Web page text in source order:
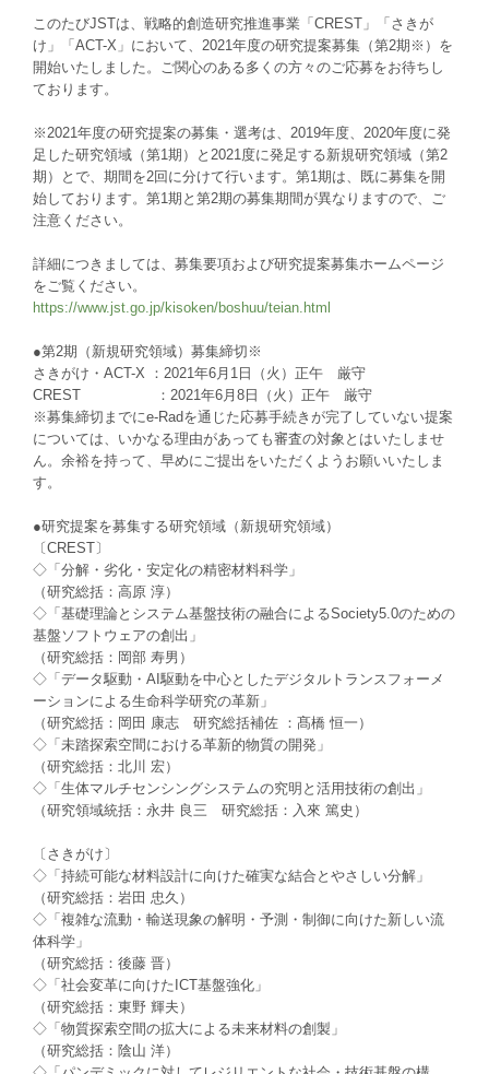
このたびJSTは、戦略的創造研究推進事業「CREST」「さきが
け」「ACT-X」において、2021年度の研究提案募集（第2期※）を
開始いたしました。ご関心のある多くの方々のご応募をお待ちし
ております。
※2021年度の研究提案の募集・選考は、2019年度、2020年度に発
足した研究領域（第1期）と2021度に発足する新規研究領域（第2
期）とで、期間を2回に分けて行います。第1期は、既に募集を開
始しております。第1期と第2期の募集期間が異なりますので、ご
注意ください。
詳細につきましては、募集要項および研究提案募集ホームページ
をご覧ください。
https://www.jst.go.jp/kisoken/boshuu/teian.html
●第2期（新規研究領域）募集締切※
さきがけ・ACT-X ：2021年6月1日（火）正午 厳守
CREST ：2021年6月8日（火）正午 厳守
※募集締切までにe-Radを通じた応募手続きが完了していない提案
については、いかなる理由があっても審査の対象とはいたしませ
ん。余裕を持って、早めにご提出をいただくようお願いいたしま
す。
●研究提案を募集する研究領域（新規研究領域）
〔CREST〕
◇「分解・劣化・安定化の精密材料科学」
（研究総括：高原 淳）
◇「基礎理論とシステム基盤技術の融合によるSociety5.0のための
基盤ソフトウェアの創出」
（研究総括：岡部 寿男）
◇「データ駆動・AI駆動を中心としたデジタルトランスフォーメ
ーションによる生命科学研究の革新」
（研究総括：岡田 康志 研究総括補佐 ：髙橋 恒一）
◇「未踏探索空間における革新的物質の開発」
（研究総括：北川 宏）
◇「生体マルチセンシングシステムの究明と活用技術の創出」
（研究領域統括：永井 良三 研究総括：入來 篤史）
〔さきがけ〕
◇「持続可能な材料設計に向けた確実な結合とやさしい分解」
（研究総括：岩田 忠久）
◇「複雑な流動・輸送現象の解明・予測・制御に向けた新しい流
体科学」
（研究総括：後藤 晋）
◇「社会変革に向けたICT基盤強化」
（研究総括：東野 輝夫）
◇「物質探索空間の拡大による未来材料の創製」
（研究総括：陰山 洋）